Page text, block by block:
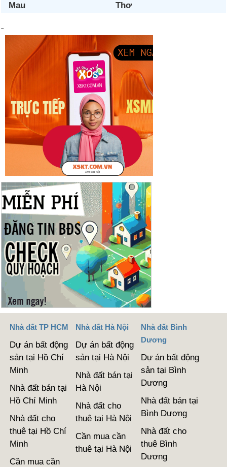
Mau
Thơ
Nhà đất TP HCM
Dự án bất động
sản tại Hồ Chí
Minh
Nhà đất bán tại
Hồ Chí Minh
Nhà đất cho
thuê tại Hồ Chí
Minh
Cần mua cần
Nhà đất Hà Nội
Dự án bất động
sản tại Hà Nội
Nhà đất bán tại
Hà Nội
Nhà đất cho
thuê tại Hà Nội
Cần mua cần
thuê tại Hà Nội
Nhà đất Bình
Dương
Dự án bất động
sản tại Bình
Dương
Nhà đất bán tại
Bình Dương
Nhà đất cho
thuê Bình
Dương